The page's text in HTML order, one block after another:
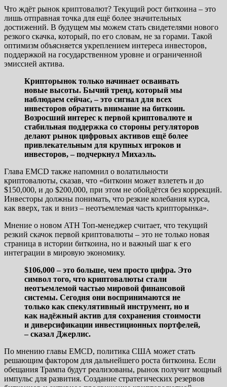
Что ждёт рынок криптовалют? Текущий рост биткоина – это
лишь отправная точка для ещё более значительных
достижений. В будущем мы можем стать свидетелями нового
резкого скачка, который, по его словам, не за горами. Такой
оптимизм объясняется укреплением интереса инвесторов,
поддержкой на государственном уровне и ограниченной
эмиссией актива.
Крипторынок только начинает осваивать
новые высоты. Бычий тренд, который мы
наблюдаем сейчас, – это сигнал для всех
инвесторов обратить внимание на биткоин.
Возросший интерес к первой криптовалюте и
стабильная поддержка со стороны регуляторов
делают рынок цифровых активов ещё более
привлекательным для крупных игроков и
инвесторов, – подчеркнул Михаэль.
Глава EMCD также напомнил о волатильности
криптовалюты, сказав, что «биткоин может взлететь и до
$150,000, и до $200,000, при этом не обойдётся без коррекций.
Инвесторы должны понимать, что резкие колебания курса,
как вверх, так и вниз – неотъемлемая часть крипторынка».
Мнение о новом ATH Топ-менеджер считает, что текущий
резкий скачок первой криптовалюты – это не только новая
страница в истории биткоина, но и важный шаг к его
интеграции в мировую экономику.
$106,000 – это больше, чем просто цифра. Это
символ того, что криптовалюты стали
неотъемлемой частью мировой финансовой
системы. Сегодня они воспринимаются не
только как спекулятивный инструмент, но и
как надёжный актив для сохранения стоимости
и диверсификации инвестиционных портфелей,
– сказал Джерлис.
По мнению главы EMCD, политика США может стать
решающим фактором для дальнейшего роста биткоина. Если
обещания Трампа будут реализованы, рынок получит мощный
импульс для развития. Создание стратегических резервов